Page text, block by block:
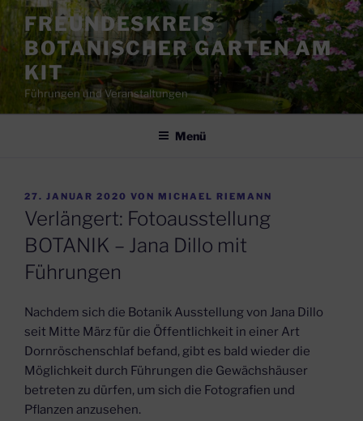
Zum
Inhalt
springen
FREUNDESKREIS
BOTANISCHER GARTEN AM
KIT
Führungen und Veranstaltungen
Menü
VERÖFFENTLICHT
AM
27. JANUAR 2020 VON MICHAEL RIEMANN
Verlängert: Fotoausstellung
BOTANIK – Jana Dillo mit
Führungen
Nachdem sich die Botanik Ausstellung von Jana Dillo
seit Mitte März für die Öffentlichkeit in einer Art
Dornröschenschlaf befand, gibt es bald wieder die
Möglichkeit durch Führungen die Gewächshäuser
betreten zu dürfen, um sich die Fotografien und
Pflanzen anzusehen.